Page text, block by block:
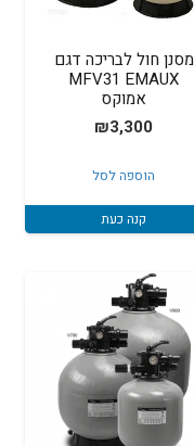
מסנן חול לבריכה דגם
MFV31 EMAUX
אמוקס
₪3,300
הוספה לסל
קנה כעת